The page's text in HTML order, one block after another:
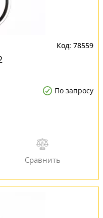
78559
По запросу